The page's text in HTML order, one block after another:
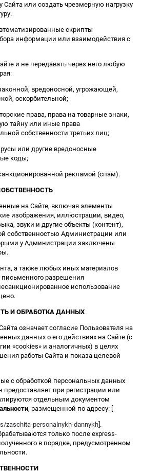
Сайта или создать чрезмерную нагрузку
скрипты
информации или взаимодействия с
и не передавать через него любую
вредоносной, угрожающей,
оскорбительной;
права, права на товарные знаки,
тайну или иные права
собственности третьих лиц;
или другие вредоносные
коды;
рекламой (спам).
на Сайте, включая элементы
изображения, иллюстрации, видео,
звуки и другие объекты (контент),
собственностью Администрации или
у Администрации заключены
а также любых иных материалов
разрешения
использование
И ОБРАБОТКА ДАННЫХ
означает согласие Пользователя на
данных о его действиях на Сайте (с
«cookies» и аналогичных) в целях
работы Сайта и показа целевой
с обработкой персональных данных
предоставляет при регистрации или
отдельным документом
, размещенной по адресу: [
zaschita-personalnykh-dannykh ].
только после express-
в порядке, предусмотренном